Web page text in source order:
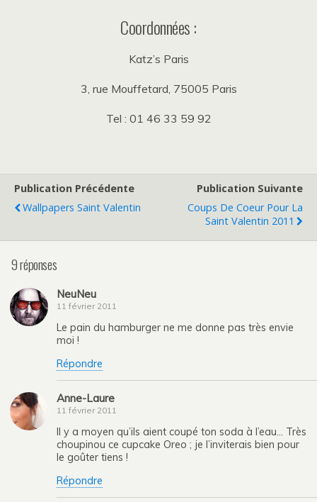
Coordonnées :
Katz’s Paris
3, rue Mouffetard, 75005 Paris
Tel : 01 46 33 59 92
Publication Précédente
Wallpapers Saint Valentin
Publication Suivante
Coups De Coeur Pour La
Saint Valentin 2011
9 réponses
NeuNeu
11 février 2011
Le pain du hamburger ne me donne pas très envie
moi !
Répondre
Anne-Laure
11 février 2011
Il y a moyen qu’ils aient coupé ton soda à l’eau… Très
choupinou ce cupcake Oreo ; je l’inviterais bien pour
le goûter tiens !
Répondre